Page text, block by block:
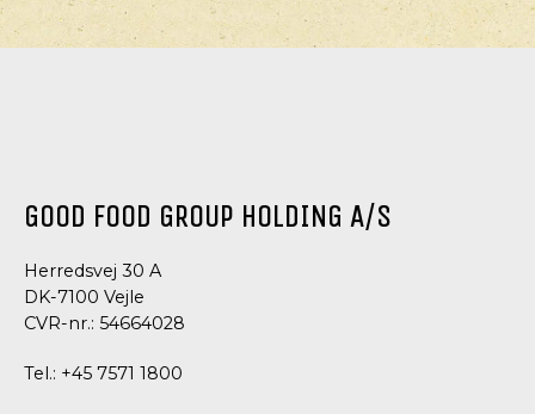
GOOD FOOD GROUP HOLDING A/S
Herredsvej 30 A
DK-7100 Vejle
CVR-nr.: 54664028
Tel.: +45 7571 1800